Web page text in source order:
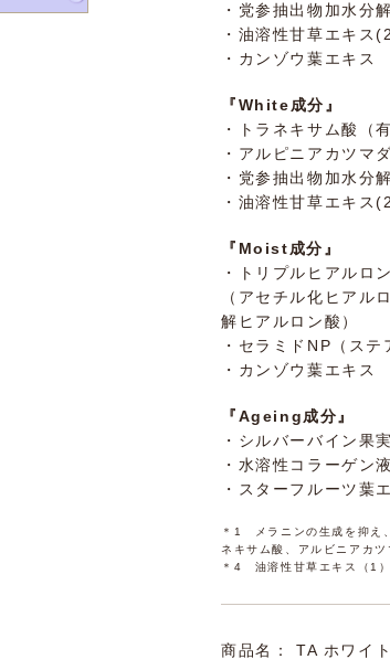
・党参抽出物加水分
・油溶性甘草エキス
・カンゾウ葉エキス
『White成分』
・トラネキサム酸（
・アルピニアカツマ
・党参抽出物加水分
・油溶性甘草エキス
『Moist成分』
・トリプルヒアルロ
（アセチル化ヒアル
解ヒアルロン酸）
・セラミドNP（ス
・カンゾウ葉エキス
『Ageing成分』
・シルバーバイン果
・水溶性コラーゲン
・スターフルーツ葉
＊1 メラニンの生成を抑え
ネキサム酸、アルビニアカ
＊4 油溶性甘草エキス（1
商品名： TA ホワイ